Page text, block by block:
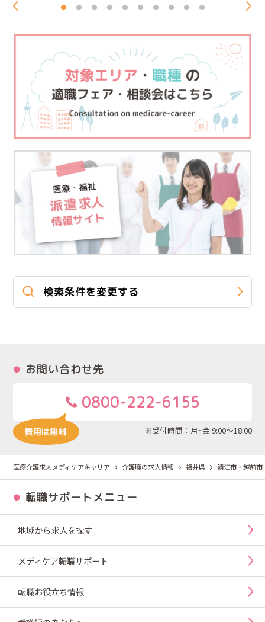
検索条件を変更する
お問い合わせ先
0800-222-6155
※受付時間：月~金 9:00～18:00
医療介護求人メディケアキャリア 介護職の求人情報 福井県 鯖江市・越前
転職サポートメニュー
地域から求人を探す
メディケア転職サポート
転職お役立ち情報